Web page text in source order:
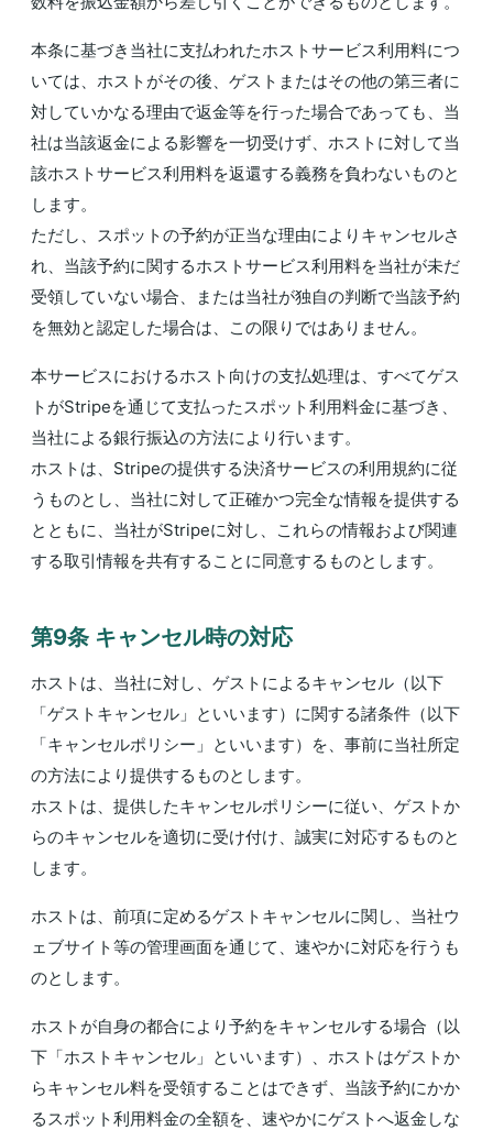
本条に基づき当社に支払われたホストサービス利用料につ
いては、ホストがその後、ゲストまたはその他の第三者に
対していかなる理由で返金等を行った場合であっても、当
社は当該返金による影響を一切受けず、ホストに対して当
該ホストサービス利用料を返還する義務を負わないものと
します。
ただし、スポットの予約が正当な理由によりキャンセルさ
れ、当該予約に関するホストサービス利用料を当社が未だ
受領していない場合、または当社が独自の判断で当該予約
を無効と認定した場合は、この限りではありません。
本サービスにおけるホスト向けの支払処理は、すべてゲス
トがStripeを通じて支払ったスポット利用料金に基づき、
当社による銀行振込の方法により行います。
ホストは、Stripeの提供する決済サービスの利用規約に従
うものとし、当社に対して正確かつ完全な情報を提供する
とともに、当社がStripeに対し、これらの情報および関連
する取引情報を共有することに同意するものとします。
第9条 キャンセル時の対応
ホストは、当社に対し、ゲストによるキャンセル（以下
「ゲストキャンセル」といいます）に関する諸条件（以下
「キャンセルポリシー」といいます）を、事前に当社所定
の方法により提供するものとします。
ホストは、提供したキャンセルポリシーに従い、ゲストか
らのキャンセルを適切に受け付け、誠実に対応するものと
します。
ホストは、前項に定めるゲストキャンセルに関し、当社ウ
ェブサイト等の管理画面を通じて、速やかに対応を行うも
のとします。
ホストが自身の都合により予約をキャンセルする場合（以
下「ホストキャンセル」といいます）、ホストはゲストか
らキャンセル料を受領することはできず、当該予約にかか
るスポット利用料金の全額を、速やかにゲストへ返金しな